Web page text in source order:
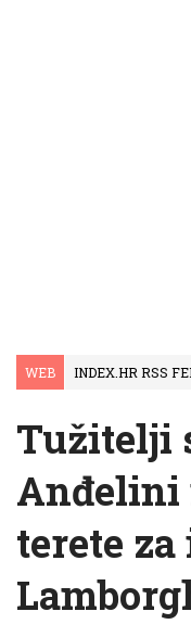
WEB INDEX.HR RSS
Tužitelji
Anđelini
terete